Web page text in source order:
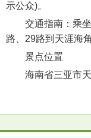
示公众)。
交通指南：乘坐
路、29路到天涯海
景点位置
海南省三亚市天